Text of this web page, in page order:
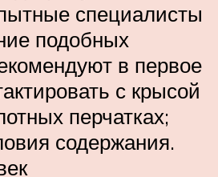
специалисты
подобных
в первое
с крысой
перчатках;
содержания.